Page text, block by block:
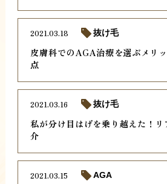
皮膚科でのAGA治療を選ぶメリ
点
2021.03.18 抜け毛
私が分け目はげを乗り越えた！
介
2021.03.16 抜け毛
2021.03.15 AGA